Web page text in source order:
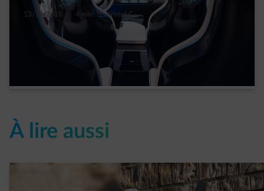
13/12/2018 4 min. | Kristof C.
2018, année où les véhicules électriques
sont sortis de l’ombre
À lire aussi